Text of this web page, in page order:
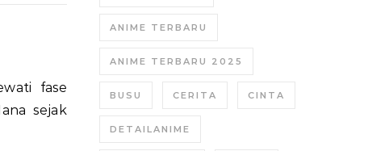
fase
sejak
ANIME TERBARU
ANIME TERBARU 2025
BUSU CERITA CINTA
DETAILANIME